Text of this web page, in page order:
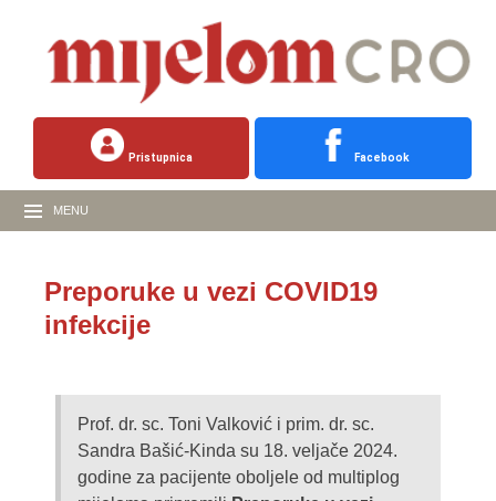
Pristupnica Facebook
MENU
Preporuke u vezi COVID19
infekcije
Prof. dr. sc. Toni Valković i prim. dr. sc.
Sandra Bašić-Kinda su 18. veljače 2024.
godine za pacijente oboljele od multiplog